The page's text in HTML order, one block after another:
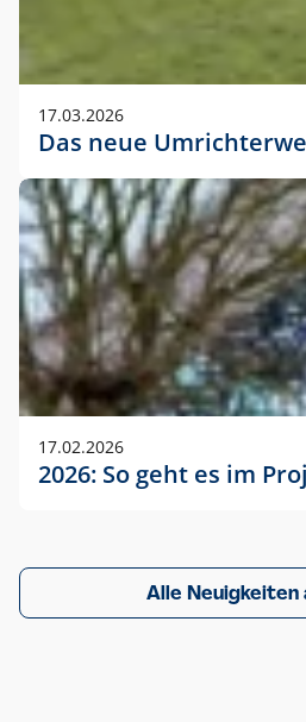
17.03.2026
Das neue
17.02.2026
2026: So geht es im
Alle Neuigkeiten